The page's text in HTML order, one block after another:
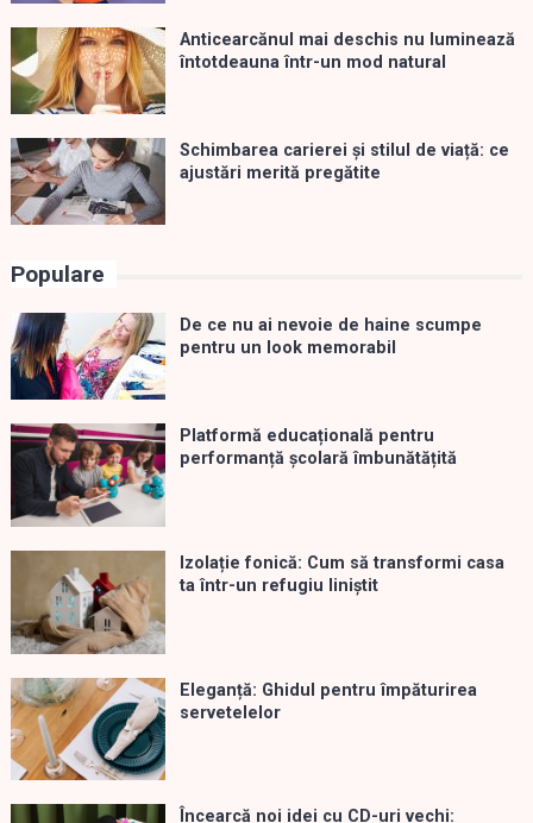
Anticearcănul mai deschis nu luminează
întotdeauna într-un mod natural
Schimbarea carierei și stilul de viață: ce
ajustări merită pregătite
Populare
De ce nu ai nevoie de haine scumpe
pentru un look memorabil
Platformă educațională pentru
performanță școlară îmbunătățită
Izolație fonică: Cum să transformi casa
ta într-un refugiu liniștit
Eleganță: Ghidul pentru împăturirea
servetelelor
Încearcă noi idei cu CD-uri vechi: